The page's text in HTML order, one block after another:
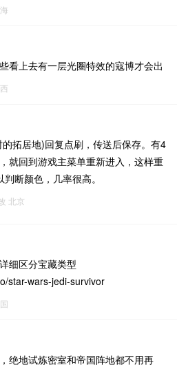
看上去有一层光圈特效的寇博才会出
拓居地)回复点刷，传送后保存。有4
就回到游戏主菜单重新进入，这样重
断颜色，几率很高。
北京
细区分宝藏类型
star-wars-jedi-survivor
绝地试炼密室和帝国阵地都不用再